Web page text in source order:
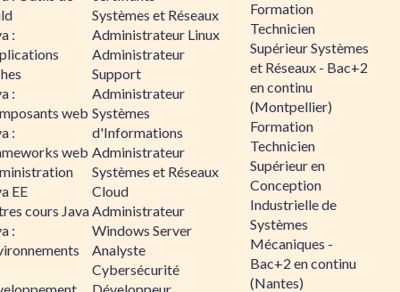
:
:
web
:
web
EE
cours Java
:
Systèmes et Réseaux
Administrateur Linux
Administrateur
Support
Administrateur
Systèmes
d'Informations
Administrateur
Systèmes et Réseaux
Cloud
Administrateur
Windows Server
Analyste
Cybersécurité
Formation
Technicien
Supérieur Systèmes
et Réseaux - Bac+2
en continu
(Montpellier)
Formation
Technicien
Supérieur en
Conception
Industrielle de
Systèmes
Mécaniques -
Bac+2 en continu
(Nantes)